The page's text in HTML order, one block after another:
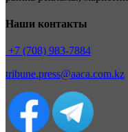
Наши контакты
+7 (708) 983-7884
tribune.press@aaca.com.kz